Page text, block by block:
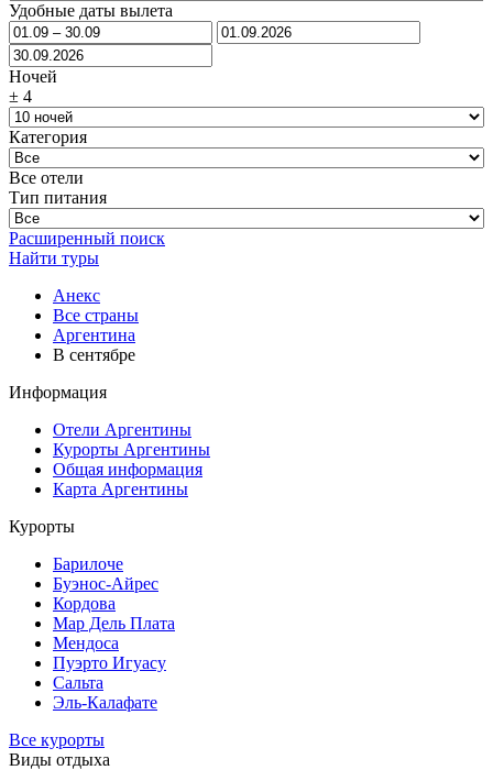
Удобные даты вылета
Ночей
± 4
Категория
Все отели
Тип питания
Расширенный поиск
Найти туры
Анекс
Все страны
Аргентина
В сентябре
Информация
Отели Аргентины
Курорты Аргентины
Общая информация
Карта Аргентины
Курорты
Барилоче
Буэнос-Айрес
Кордова
Мар Дель Плата
Мендоса
Пуэрто Игуасу
Сальта
Эль-Калафате
Все курорты
Виды отдыха